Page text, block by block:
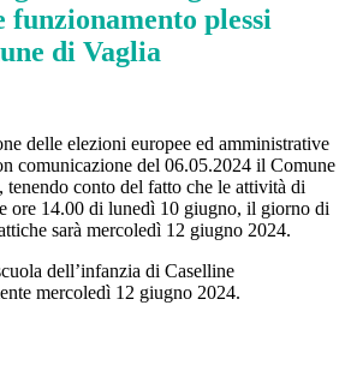
funzionamento plessi
di Vaglia
delle elezioni europee ed amministrative
comunicazione del 06.05.2024 il Comune
conto del fatto che le attività di
ore 14.00 di lunedì 10 giugno, il giorno di
sarà mercoledì 12 giugno 2024.
dell’infanzia di Caselline
mercoledì 12 giugno 2024.